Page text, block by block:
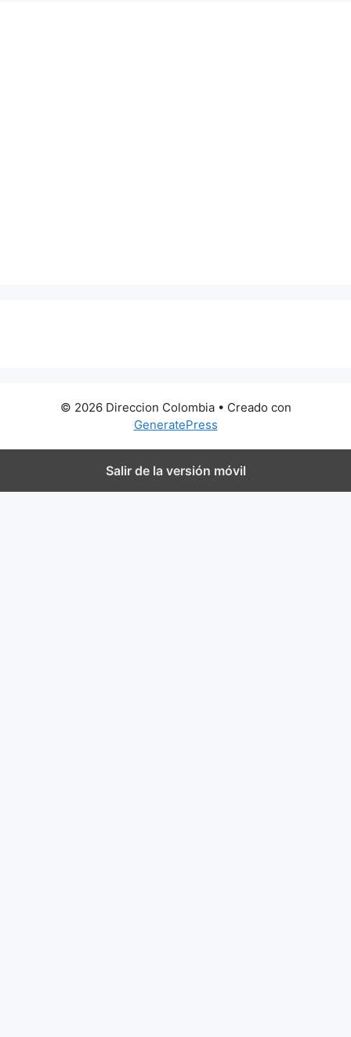
© 2026 Direccion Colombia• Creado con
GeneratePress
Salir de la versión móvil